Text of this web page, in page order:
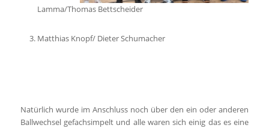
Lamma/Thomas Bettscheider
Matthias Knopf/ Dieter Schumacher
Natürlich wurde im Anschluss noch über den ein oder anderen
Ballwechsel gefachsimpelt und alle waren sich einig das es eine